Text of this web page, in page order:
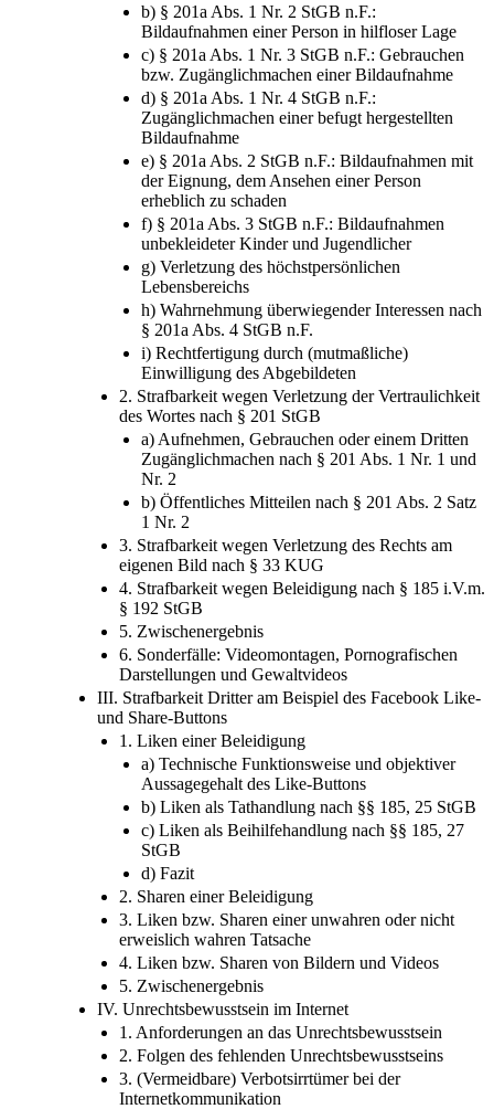
b) § 201a Abs. 1 Nr. 2 StGB n.F.:
Bildaufnahmen einer Person in hilfloser Lage
c) § 201a Abs. 1 Nr. 3 StGB n.F.: Gebrauchen
bzw. Zugänglichmachen einer Bildaufnahme
d) § 201a Abs. 1 Nr. 4 StGB n.F.:
Zugänglichmachen einer befugt hergestellten
Bildaufnahme
e) § 201a Abs. 2 StGB n.F.: Bildaufnahmen mit
der Eignung, dem Ansehen einer Person
erheblich zu schaden
f) § 201a Abs. 3 StGB n.F.: Bildaufnahmen
unbekleideter Kinder und Jugendlicher
g) Verletzung des höchstpersönlichen
Lebensbereichs
h) Wahrnehmung überwiegender Interessen nach
§ 201a Abs. 4 StGB n.F.
i) Rechtfertigung durch (mutmaßliche)
Einwilligung des Abgebildeten
2. Strafbarkeit wegen Verletzung der Vertraulichkeit
des Wortes nach § 201 StGB
a) Aufnehmen, Gebrauchen oder einem Dritten
Zugänglichmachen nach § 201 Abs. 1 Nr. 1 und
Nr. 2
b) Öffentliches Mitteilen nach § 201 Abs. 2 Satz
1 Nr. 2
3. Strafbarkeit wegen Verletzung des Rechts am
eigenen Bild nach § 33 KUG
4. Strafbarkeit wegen Beleidigung nach § 185 i.V.m.
§ 192 StGB
5. Zwischenergebnis
6. Sonderfälle: Videomontagen, Pornografischen
Darstellungen und Gewaltvideos
III. Strafbarkeit Dritter am Beispiel des Facebook Like-
und Share-Buttons
1. Liken einer Beleidigung
a) Technische Funktionsweise und objektiver
Aussagegehalt des Like-Buttons
b) Liken als Tathandlung nach §§ 185, 25 StGB
c) Liken als Beihilfehandlung nach §§ 185, 27
StGB
d) Fazit
2. Sharen einer Beleidigung
3. Liken bzw. Sharen einer unwahren oder nicht
erweislich wahren Tatsache
4. Liken bzw. Sharen von Bildern und Videos
5. Zwischenergebnis
IV. Unrechtsbewusstsein im Internet
1. Anforderungen an das Unrechtsbewusstsein
2. Folgen des fehlenden Unrechtsbewusstseins
3. (Vermeidbare) Verbotsirrtümer bei der
Internetkommunikation